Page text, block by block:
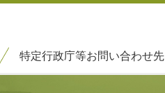
特定行政庁等お問い合わせ先